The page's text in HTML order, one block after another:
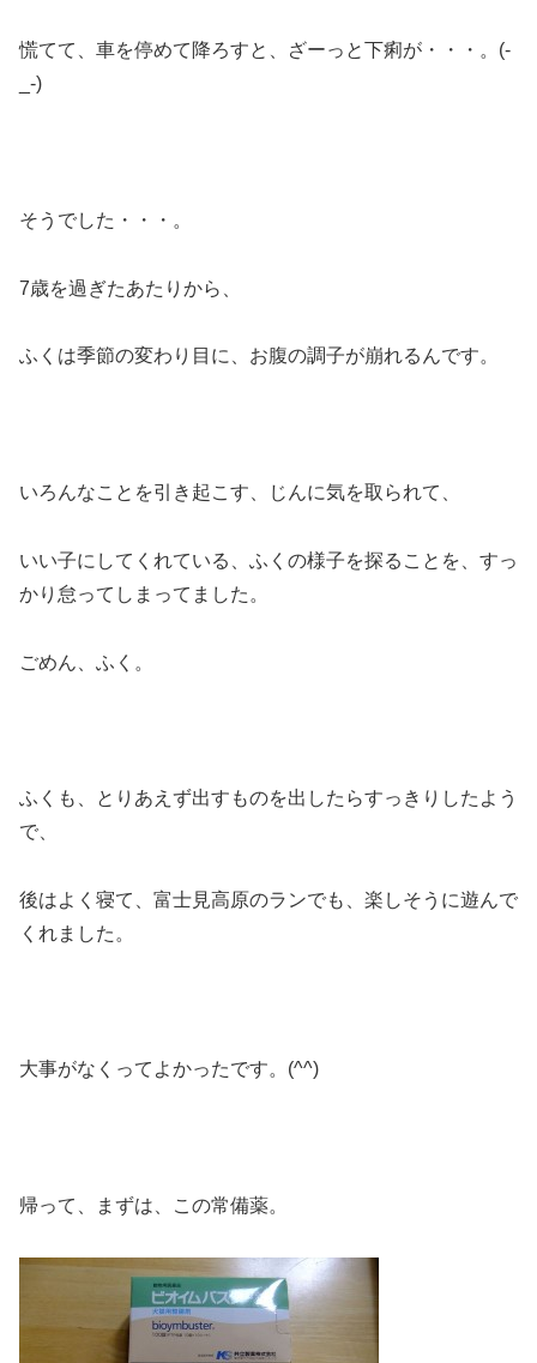
慌てて、車を停めて降ろすと、ざーっと下痢が・・・。(-
_-)
そうでした・・・。
7歳を過ぎたあたりから、
ふくは季節の変わり目に、お腹の調子が崩れるんです。
いろんなことを引き起こす、じんに気を取られて、
いい子にしてくれている、ふくの様子を探ることを、すっ
かり怠ってしまってました。
ごめん、ふく。
ふくも、とりあえず出すものを出したらすっきりしたよう
で、
後はよく寝て、富士見高原のランでも、楽しそうに遊んで
くれました。
大事がなくってよかったです。(^^)
帰って、まずは、この常備薬。